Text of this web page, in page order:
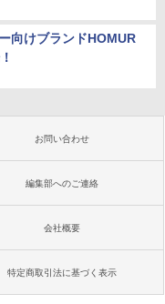
向けブランドHOMUR
お問い合わせ
編集部へのご連絡
会社概要
特定商取引法に基づく表示